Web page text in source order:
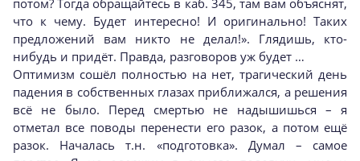
что к чему. Будет интересно! И оригинально! Таких
предложений вам никто не делал!». Глядишь, кто-
нибудь и придёт. Правда, разговоров уж будет …
Оптимизм сошёл полностью на нет, трагический день
падения в собственных глазах приближался, а решения
всё не было. Перед смертью не надышишься – я
отметал все поводы перенести его разок, а потом ещё
разок. Началась т.н. «подготовка». Думал – самое